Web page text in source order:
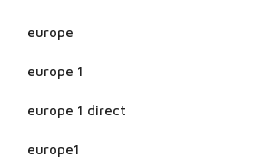
europe
europe 1
europe 1 direct
europe1